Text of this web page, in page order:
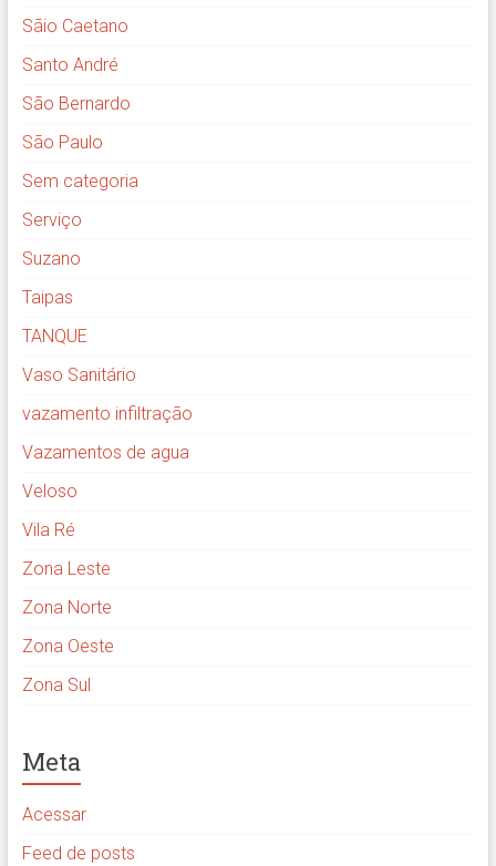
Sãio Caetano
Santo André
São Bernardo
São Paulo
Sem categoria
Serviço
Suzano
Taipas
TANQUE
Vaso Sanitário
vazamento infiltração
Vazamentos de agua
Veloso
Vila Ré
Zona Leste
Zona Norte
Zona Oeste
Zona Sul
Meta
Acessar
Feed de posts